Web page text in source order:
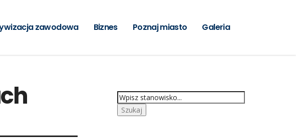
zawodowa Biznes Poznaj miasto Galeria